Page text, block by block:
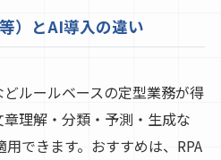
）とAI導入の違い
ルールベースの定型業務が得
理解・分類・予測・生成な
できます。おすすめは、RPA